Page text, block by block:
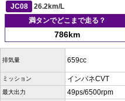
JC08
26.2km/L
満タンでどこまで走る？
786km
排気量 659cc
ミッション インパネCVT
最大出力 49ps/6500rpm